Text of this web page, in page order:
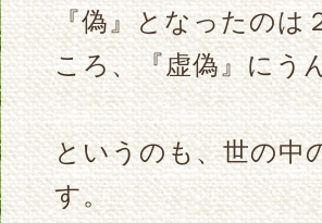
『偽』となったのは
ころ、『虚偽』にう
というのも、世の中
す。